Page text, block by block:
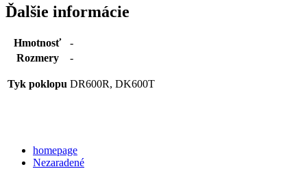
Ďalšie informácie
Hmotnosť
-
Rozmery
-
Tyk poklopu DR600R, DK600T
homepage
Nezaradené